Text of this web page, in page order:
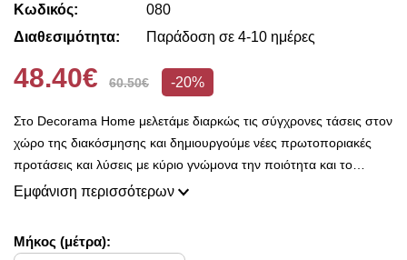
Κωδικός:
080
Διαθεσιμότητα:
Παράδοση σε 4-10 ημέρες
48.40€ 60.50€ -20%
Στο Decorama Home μελετάμε διαρκώς τις σύγχρονες τάσεις στον
χώρο της διακόσμησης και δημιουργούμε νέες πρωτοποριακές
προτάσεις και λύσεις με κύριο γνώμονα την ποιότητα και το
ασύγκριτο design, προκειμένου να είμαστε πάντοτε σε θέση να
φρέσκες ιδέες διακόσμησης, που ικανοποιούν ακόμη και τους πιο
Εμφάνιση περισσότερων
Mήκος (μέτρα):